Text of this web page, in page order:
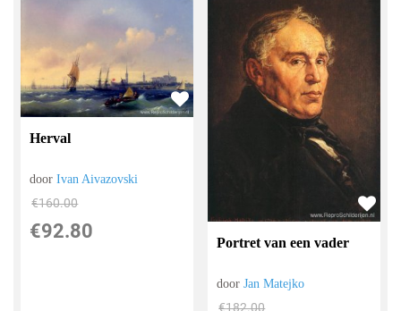
Herval
doorIvan Aivazovski
€160.00
€92.80
Portret van een vader
doorJan Matejko
€182.00